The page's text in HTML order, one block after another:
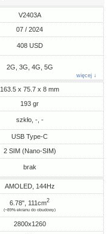
V2403A
07 / 2024
408 USD
2G, 3G, 4G, 5G
więcej ↓
163.5 x 75.7 x 8 mm
193 gr
szkło, -, -
USB Type-C
2 SIM (Nano-SIM)
brak
AMOLED, 144Hz
6.78", 111cm2
(~89% ekranu do obudowy)
2800x1260